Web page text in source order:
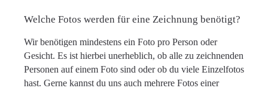
Welche Fotos werden für eine Zeichnung benötigt?
Wir benötigen mindestens ein Foto pro Person oder
Gesicht. Es ist hierbei unerheblich, ob alle zu zeichnenden
Personen auf einem Foto sind oder ob du viele Einzelfotos
hast. Gerne kannst du uns auch mehrere Fotos einer